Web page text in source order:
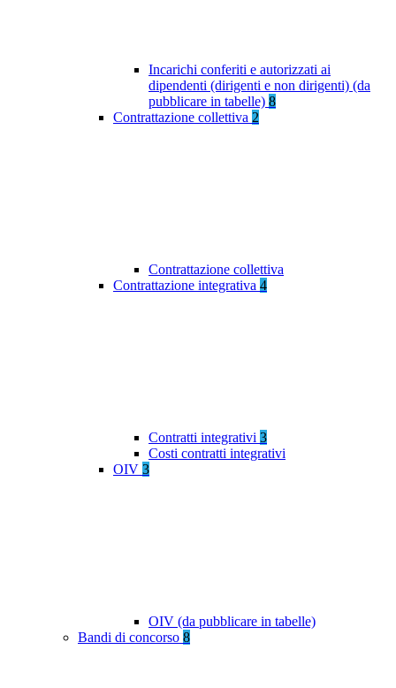
Incarichi conferiti e autorizzati ai
dipendenti (dirigenti e non dirigenti) (da
pubblicare in tabelle) 8
Contrattazione collettiva 2
Contrattazione collettiva
Contrattazione integrativa 4
Contratti integrativi 3
Costi contratti integrativi
OIV 3
OIV (da pubblicare in tabelle)
Bandi di concorso 8